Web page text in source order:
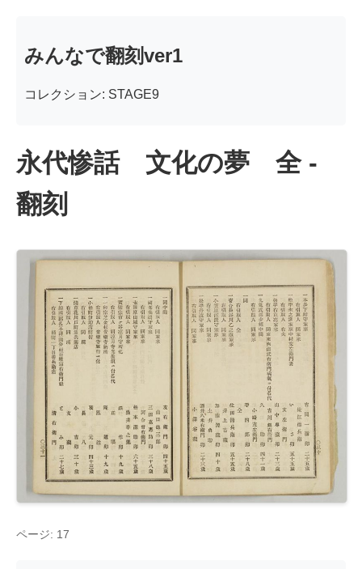
みんなで翻刻ver1
コレクション: STAGE9
永代惨話 文化の夢 全 -
翻刻
ページ: 17